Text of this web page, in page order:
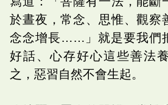
於晝夜，常念、思惟、觀察
念念增長……」就是要我們
好話、心存好心這些善法
之，惡習自然不會生起。